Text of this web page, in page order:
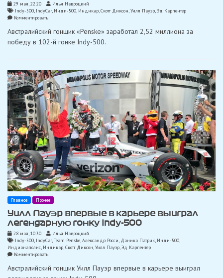
29 мая, 22:20
Илья Навроцкий
Indy-500, IndyCar, Инди-500, Индикар,Скотт Диксон,Уилл Пауэр,Эд Карпентер
Комментироватьon
получил
за
победу
миллиона
долларов
Австралийский гонщик «Penske» заработал 2,52 миллиона за
победу в 102-й гонке Indy-500.
Главное Прочее
Уилл Пауэр впервые в карьере выиграл
легендарную гонку Indy-500
28 мая, 10:30
Илья Навроцкий
Indy-500, IndyCar,Team Penske,Александр Росси, Даника Патрик, Инди-500
Индианаполис, Индикар,Скотт Диксон,Уилл Пауэр,Эд Карпентер
Комментироватьon
Пауэр
Австралийский гонщик Уилл Пауэр впервые в карьере выиграл